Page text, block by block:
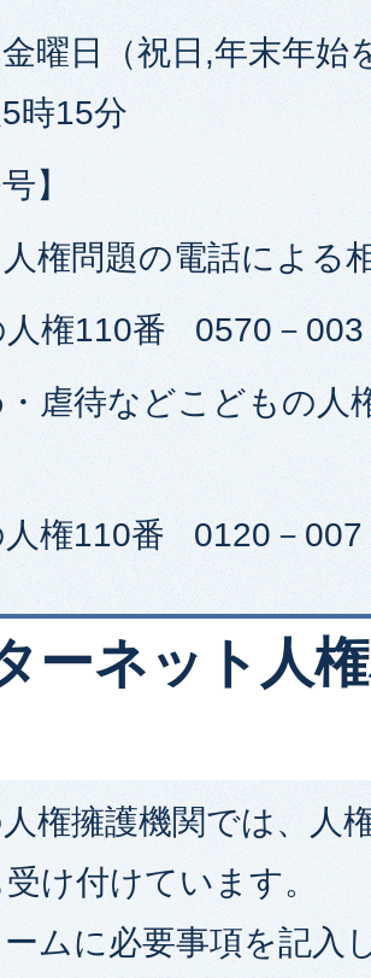
曜日（祝日,年末年始
時15分
】
権問題の電話による
人権110番 0570－003
虐待などこどもの人
権110番 0120－007
ーネット人
権擁護機関では、人
け付けています。
ムに必要事項を記入